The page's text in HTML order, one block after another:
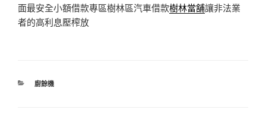
面最安全小額借款專區樹林區汽車借款樹林當舖讓非法業
者的高利息壓榨放
分
廚餘機